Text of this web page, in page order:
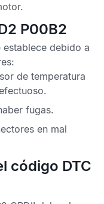
P00B2
establece debido a
de temperatura
fugas.
en mal
código DTC